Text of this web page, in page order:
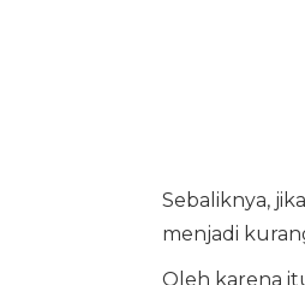
Sebaliknya,
menjadi
Oleh karena